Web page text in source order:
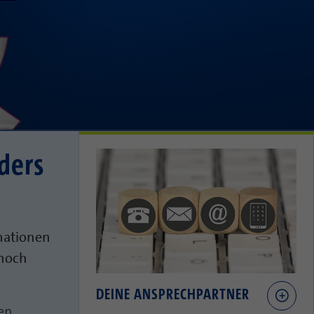
DEINE ANSPRECHPARTNER